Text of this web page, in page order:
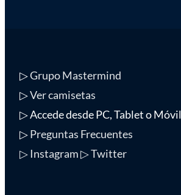
▷Grupo Mastermind
▷Ver camisetas
▷ Accede desde PC, Tablet o Móvil
▷Preguntas Frecuentes
▷ Instagram▷ Twitter